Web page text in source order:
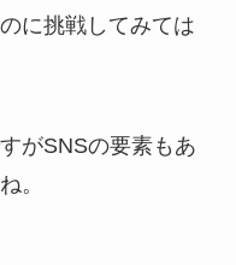
に挑戦してみては
がSNSの要素もあ
。